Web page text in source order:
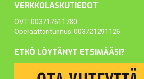
VERKKOLASKUTIEDOT
OVT: 003717611780
Operaattoritunnus: 003721291126
ETKÖ LÖYTÄNYT ETSIMÄÄSI?